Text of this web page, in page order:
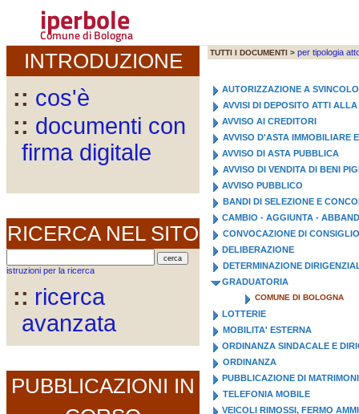
iperbole
Comune di Bologna
INTRODUZIONE
:: cos'è
:: documenti con
firma digitale
RICERCA NEL SITO
istruzioni per la ricerca
:: ricerca
avanzata
PUBBLICAZIONI IN
TUTTI I DOCUMENTI > per tipologia
AUTORIZZAZIONE A
AVVISI DI DEPOSITO ATTI
AVVISO AI CREDITORI
AVVISO D'ASTA IMMOBILIARE
AVVISO DI ASTA PUBBLICA
AVVISO DI VENDITA DI BENI
AVVISO PUBBLICO
BANDI DI SELEZIONE E
CAMBIO - AGGIUNTA -
CONVOCAZIONE DI CONSIGLIO
DELIBERAZIONE
DETERMINAZIONE
GRADUATORIA
COMUNE DI BOLOGNA
LOTTERIE
MOBILITA' ESTERNA
ORDINANZA SINDACALE E
ORDINANZA
PUBBLICAZIONE DI
TELEFONIA MOBILE
VEICOLI RIMOSSI, FERMO